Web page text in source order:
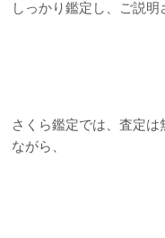
しっかり鑑定し、ご説明
さくら鑑定では、査定
ながら、